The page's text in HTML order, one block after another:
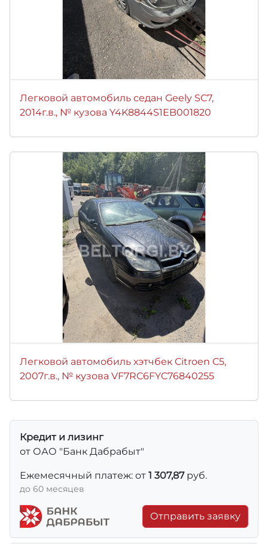
Легковой автомобиль седан Geely SC7,
2014г.в., № кузова Y4K8844S1EB001820
Легковой автомобиль хэтчбек Citroen C5,
2007г.в., № кузова VF7RC6FYC76840255
Кредит и лизинг
от ОАО "Банк Дабрабыт"
Ежемесячный платеж: от 1 307,87руб.
до 60 месяцев
Отправить заявку